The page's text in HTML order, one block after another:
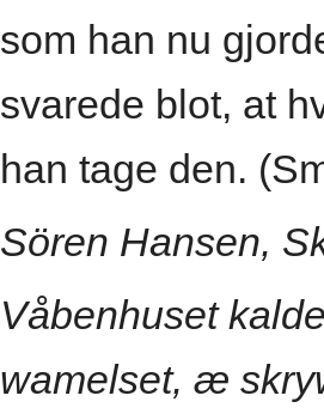
som han nu
svarede blot, at
han tage den.
Sören Hansen,
Våbenhuset
wamelset, æ